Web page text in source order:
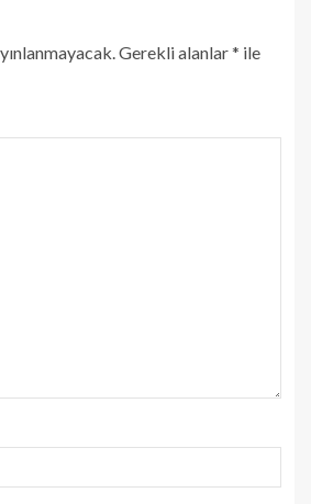
Gerekli alanlar* ile